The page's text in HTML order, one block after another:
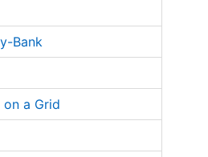
Bank
on a Grid